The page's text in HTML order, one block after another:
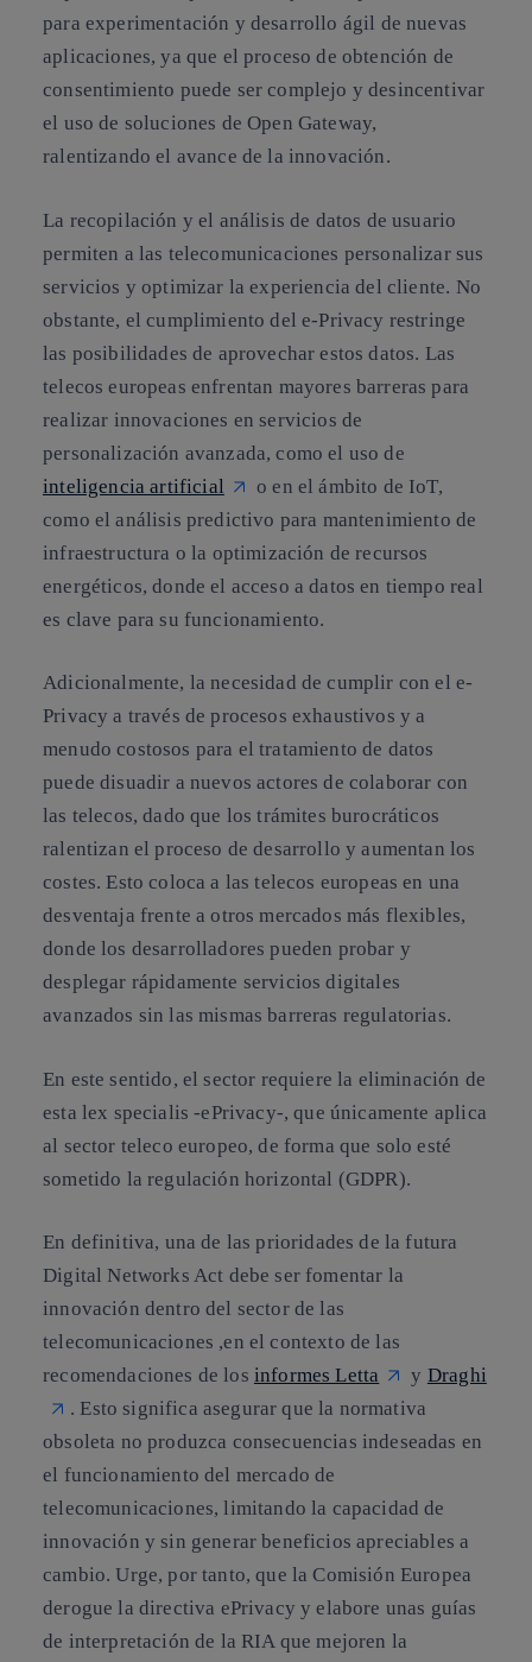
para experimentación y desarrollo ágil de nuevas
aplicaciones, ya que el proceso de obtención de
consentimiento puede ser complejo y desincentivar
el uso de soluciones de Open Gateway,
ralentizando el avance de la innovación.
La recopilación y el análisis de datos de usuario
permiten a las telecomunicaciones personalizar sus
servicios y optimizar la experiencia del cliente. No
obstante, el cumplimiento del e-Privacy restringe
las posibilidades de aprovechar estos datos. Las
telecos europeas enfrentan mayores barreras para
realizar innovaciones en servicios de
personalización avanzada, como el uso de
inteligencia artificial
o en el ámbito de IoT,
como el análisis predictivo para mantenimiento de
infraestructura o la optimización de recursos
energéticos, donde el acceso a datos en tiempo real
es clave para su funcionamiento.
Adicionalmente, la necesidad de cumplir con el e-
Privacy a través de procesos exhaustivos y a
menudo costosos para el tratamiento de datos
puede disuadir a nuevos actores de colaborar con
las telecos, dado que los trámites burocráticos
ralentizan el proceso de desarrollo y aumentan los
costes. Esto coloca a las telecos europeas en una
desventaja frente a otros mercados más flexibles,
donde los desarrolladores pueden probar y
desplegar rápidamente servicios digitales
avanzados sin las mismas barreras regulatorias.
En este sentido, el sector requiere la eliminación de
esta lex specialis -ePrivacy-, que únicamente aplica
al sector teleco europeo, de forma que solo esté
sometido la regulación horizontal (GDPR).
En definitiva, una de las prioridades de la futura
Digital Networks Act debe ser fomentar la
innovación dentro del sector de las
telecomunicaciones ,en el contexto de las
recomendaciones de los informes Letta y Draghi
. Esto significa asegurar que la normativa
obsoleta no produzca consecuencias indeseadas en
el funcionamiento del mercado de
telecomunicaciones, limitando la capacidad de
innovación y sin generar beneficios apreciables a
cambio.Urge, por tanto, que la Comisión Europea
derogue la directiva ePrivacy y elabore unas guías
de interpretación de la RIA que mejoren la